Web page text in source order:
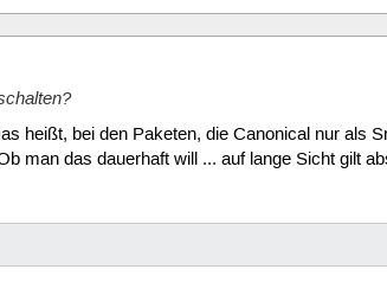
heißt, bei den Paketen, die Canonical nur als
man das dauerhaft will ... auf lange Sicht gilt